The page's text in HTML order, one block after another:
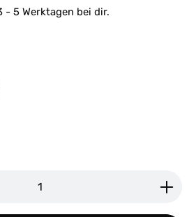
5 Werktagen bei dir.
den gewünschten Wert ein